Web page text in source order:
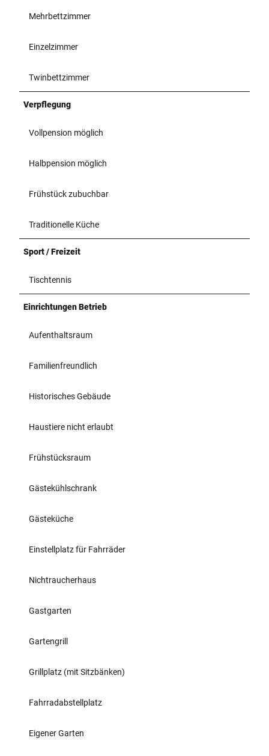
Mehrbettzimmer
Einzelzimmer
Twinbettzimmer
Verpflegung
Vollpension möglich
Halbpension möglich
Frühstück zubuchbar
Traditionelle Küche
Sport / Freizeit
Tischtennis
Einrichtungen Betrieb
Aufenthaltsraum
Familienfreundlich
Historisches Gebäude
Haustiere nicht erlaubt
Frühstücksraum
Gästekühlschrank
Gästeküche
Einstellplatz für Fahrräder
Nichtraucherhaus
Gastgarten
Gartengrill
Grillplatz (mit Sitzbänken)
Fahrradabstellplatz
Eigener Garten